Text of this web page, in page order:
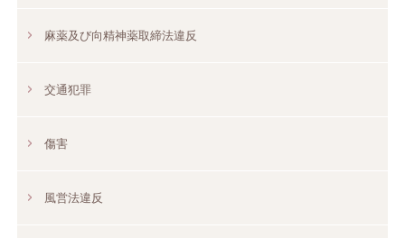
麻薬及び向精神薬取締法違反
交通犯罪
傷害
風営法違反